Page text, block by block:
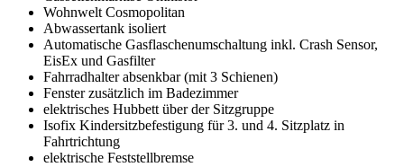
Wohnwelt Cosmopolitan
Abwassertank isoliert
Automatische Gasflaschenumschaltung inkl. Crash Sensor,
EisEx und Gasfilter
Fahrradhalter absenkbar (mit 3 Schienen)
Fenster zusätzlich im Badezimmer
elektrisches Hubbett über der Sitzgruppe
Isofix Kindersitzbefestigung für 3. und 4. Sitzplatz in
Fahrtrichtung
elektrische Feststellbremse